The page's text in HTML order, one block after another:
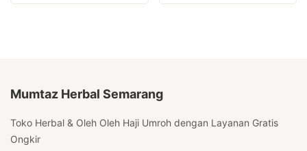
Mumtaz Herbal Semarang
Toko Herbal & Oleh Oleh Haji Umroh dengan Layanan Gratis
Ongkir